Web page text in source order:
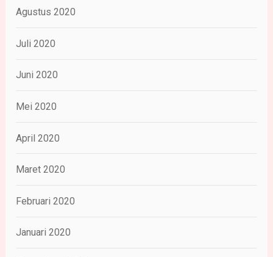
Agustus 2020
Juli 2020
Juni 2020
Mei 2020
April 2020
Maret 2020
Februari 2020
Januari 2020